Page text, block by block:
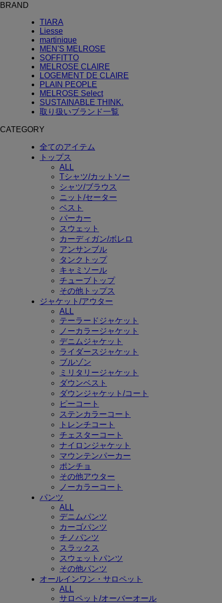
BRAND
TIARA
Liesse
martinique
MEN'S MELROSE
SOFFITTO
MELROSE CLAIRE
LOGEMENT DE CLAIRE
PLAIN PEOPLE
MELROSE Select
SUSTAINABLE THINK.
取り扱いブランド一覧
CATEGORY
全てのアイテム
トップス
ALL
Tシャツ/カットソー
シャツ/ブラウス
ニット/セーター
ベスト
パーカー
スウェット
カーディガン/ボレロ
アンサンブル
タンクトップ
キャミソール
チューブトップ
その他トップス
ジャケット/アウター
ALL
テーラードジャケット
ノーカラージャケット
デニムジャケット
ライダースジャケット
ブルゾン
ミリタリージャケット
ダウンベスト
ダウンジャケット/コート
ピーコート
ステンカラーコート
トレンチコート
チェスターコート
ナイロンジャケット
マウンテンパーカー
ポンチョ
その他アウター
ノーカラーコート
パンツ
ALL
デニムパンツ
カーゴパンツ
チノパンツ
スラックス
スウェットパンツ
その他パンツ
オールインワン・サロペット
ALL
サロペット/オーバーオール